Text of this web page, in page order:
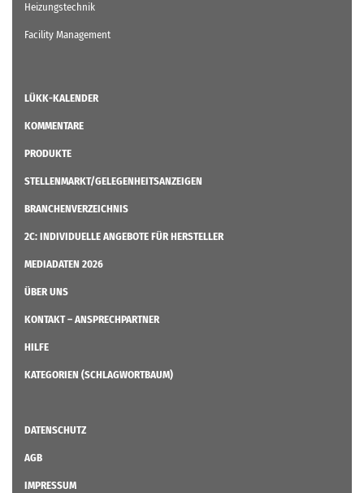
Heizungstechnik
Facility Management
LÜKK-KALENDER
KOMMENTARE
PRODUKTE
STELLENMARKT/GELEGENHEITSANZEIGEN
BRANCHENVERZEICHNIS
2C: INDIVIDUELLE ANGEBOTE FÜR HERSTELLER
MEDIADATEN 2026
ÜBER UNS
KONTAKT – ANSPRECHPARTNER
HILFE
KATEGORIEN (SCHLAGWORTBAUM)
DATENSCHUTZ
AGB
IMPRESSUM